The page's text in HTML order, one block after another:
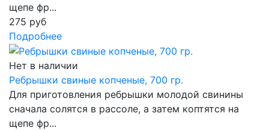
щепе фр...
275 руб
Подробнее
Нет в наличии
Ребрышки свиные копченые, 700 гр.
Для приготовления ребрышки молодой свинины
сначала солятся в рассоле, а затем коптятся на
щепе фр...